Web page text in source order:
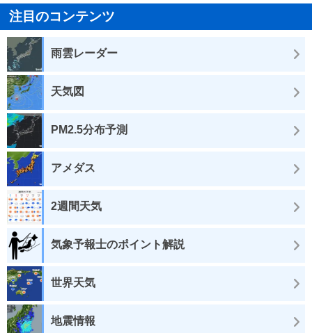
注目のコンテンツ
雨雲レーダー
天気図
PM2.5分布予測
アメダス
2週間天気
気象予報士のポイント解説
世界天気
地震情報